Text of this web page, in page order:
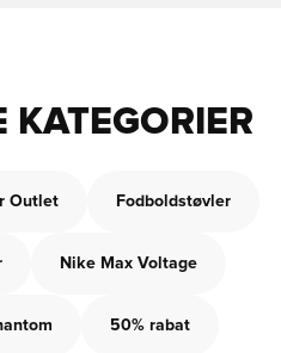
KATEGORIER
Outlet Fodboldstøvler
Nike Max Voltage
50% rabat